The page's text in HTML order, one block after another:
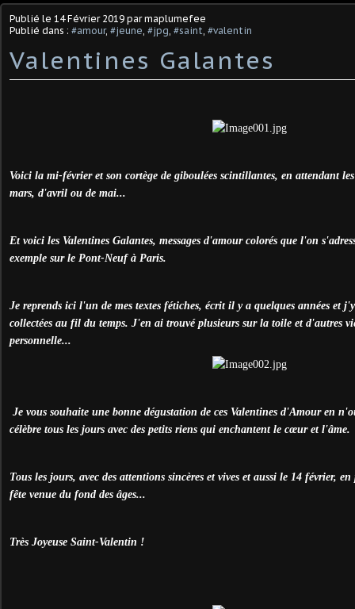
Publié le 14 Février 2019 par maplumefee
Publié dans : #amour, #jeune #jpg #saint #valentin
Valentines Galantes
Voici la mi-février et son cortège de giboulées scintillantes, en attendant
mars, d'avril ou de mai...
Et voici les Valentines Galantes, messages d'amour colorés que l'on
exemple sur le Pont-Neuf à Paris.
Je reprends ici l'un de mes textes fétiches, écrit il y a quelques années et
collectées au fil du temps. J'en ai trouvé plusieurs sur la toile et d'autres
personnelle...
Je vous souhaite une bonne dégustation de ces Valentines d'Amour en
célèbre tous les jours avec des petits riens qui enchantent le cœur et l'âme.
Tous les jours, avec des attentions sincères et vives et aussi le 14 février,
fête venue du fond des âges...
Très Joyeuse Saint-Valentin !